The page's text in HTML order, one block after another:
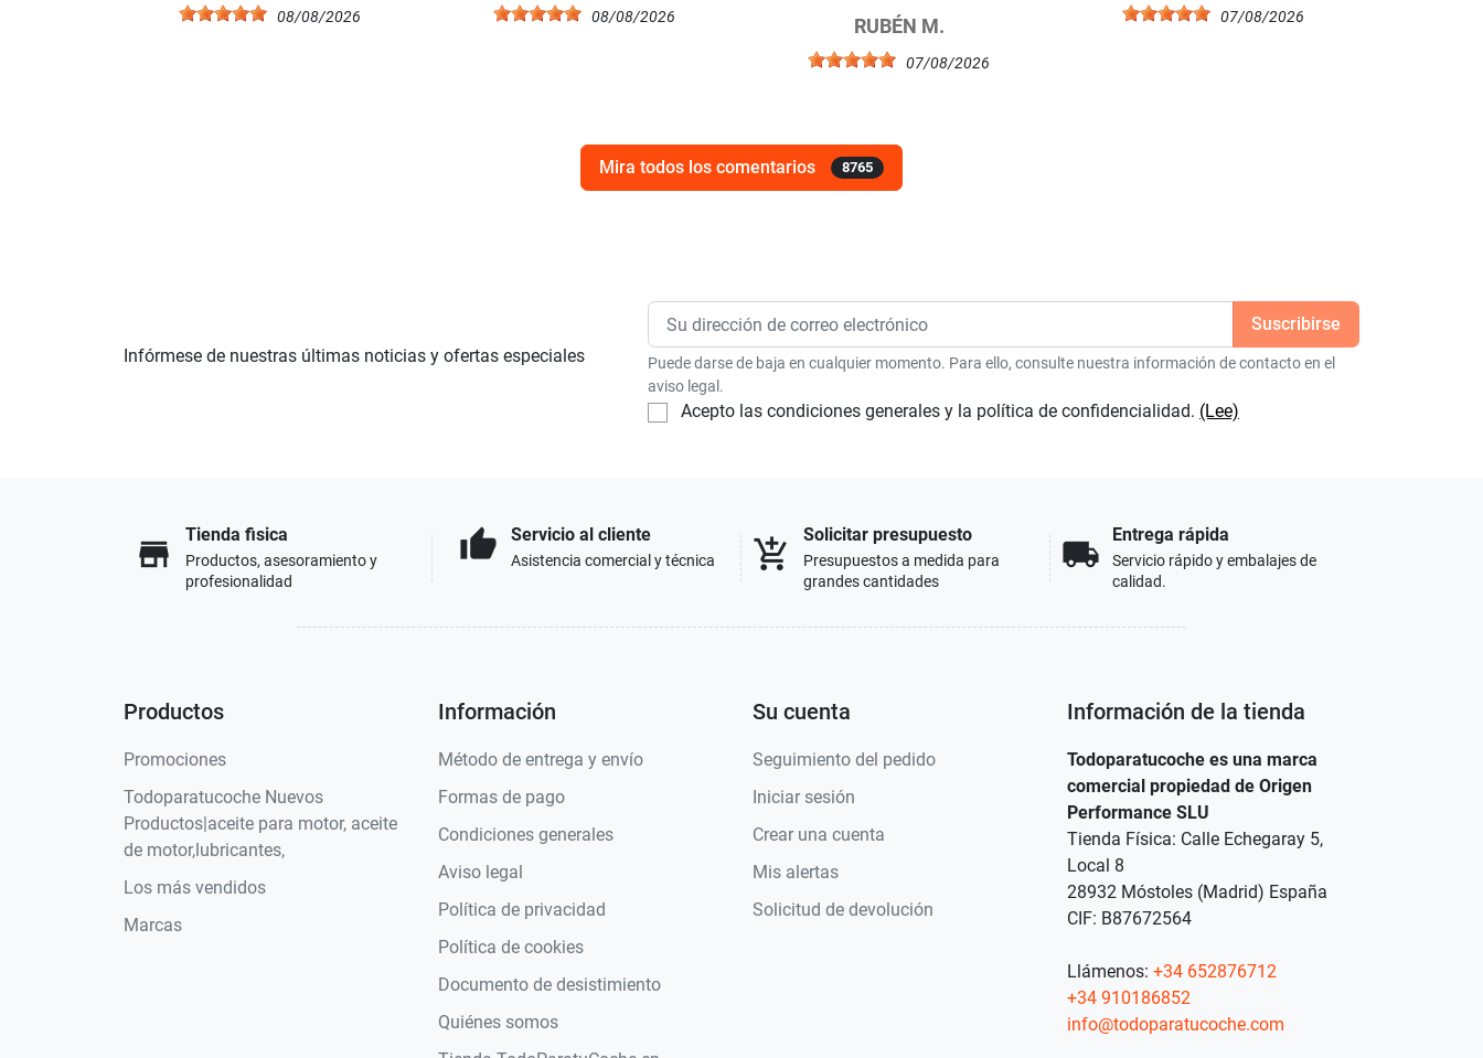
08/08/2026 08/08/2026 RUBÉN M.
07/08/2026
07/08/2026
Mira todos los comentarios 8765
Infórmese de nuestras últimas noticias y ofertas especiales
Puede darse de baja en cualquier momento. Para ello, consulte nuestra información de contacto en el
aviso legal.
Acepto las condiciones generales y la política de confidencialidad. (Lee)
store
Tienda fisica
Productos, asesoramiento y
profesionalidad
thumb_up Servicio al cliente
Asistencia comercial y técnica add_shopping_cart
Solicitar presupuesto
Presupuestos a medida para
grandes cantidades
local_shipping
Entrega rápida
Servicio rápido y embalajes de
calidad.
Productos
Promociones
Todoparatucoche Nuevos
Productos|aceite para motor, aceite
de motor,lubricantes,
Los más vendidos
Marcas
Información
Método de entrega y envío
Formas de pago
Condiciones generales
Aviso legal
Política de privacidad
Política de cookies
Documento de desistimiento
Quiénes somos
Su cuenta
Seguimiento del pedido
Iniciar sesión
Crear una cuenta
Mis alertas
Solicitud de devolución
Información de la tienda
Todoparatucoche es una marca
comercial propiedad de Origen
Performance SLU
Tienda Física: Calle Echegaray 5,
Local 8
28932 Móstoles (Madrid) España
CIF: B87672564
Llámenos: +34 652876712
+34 910186852
info@todoparatucoche.com